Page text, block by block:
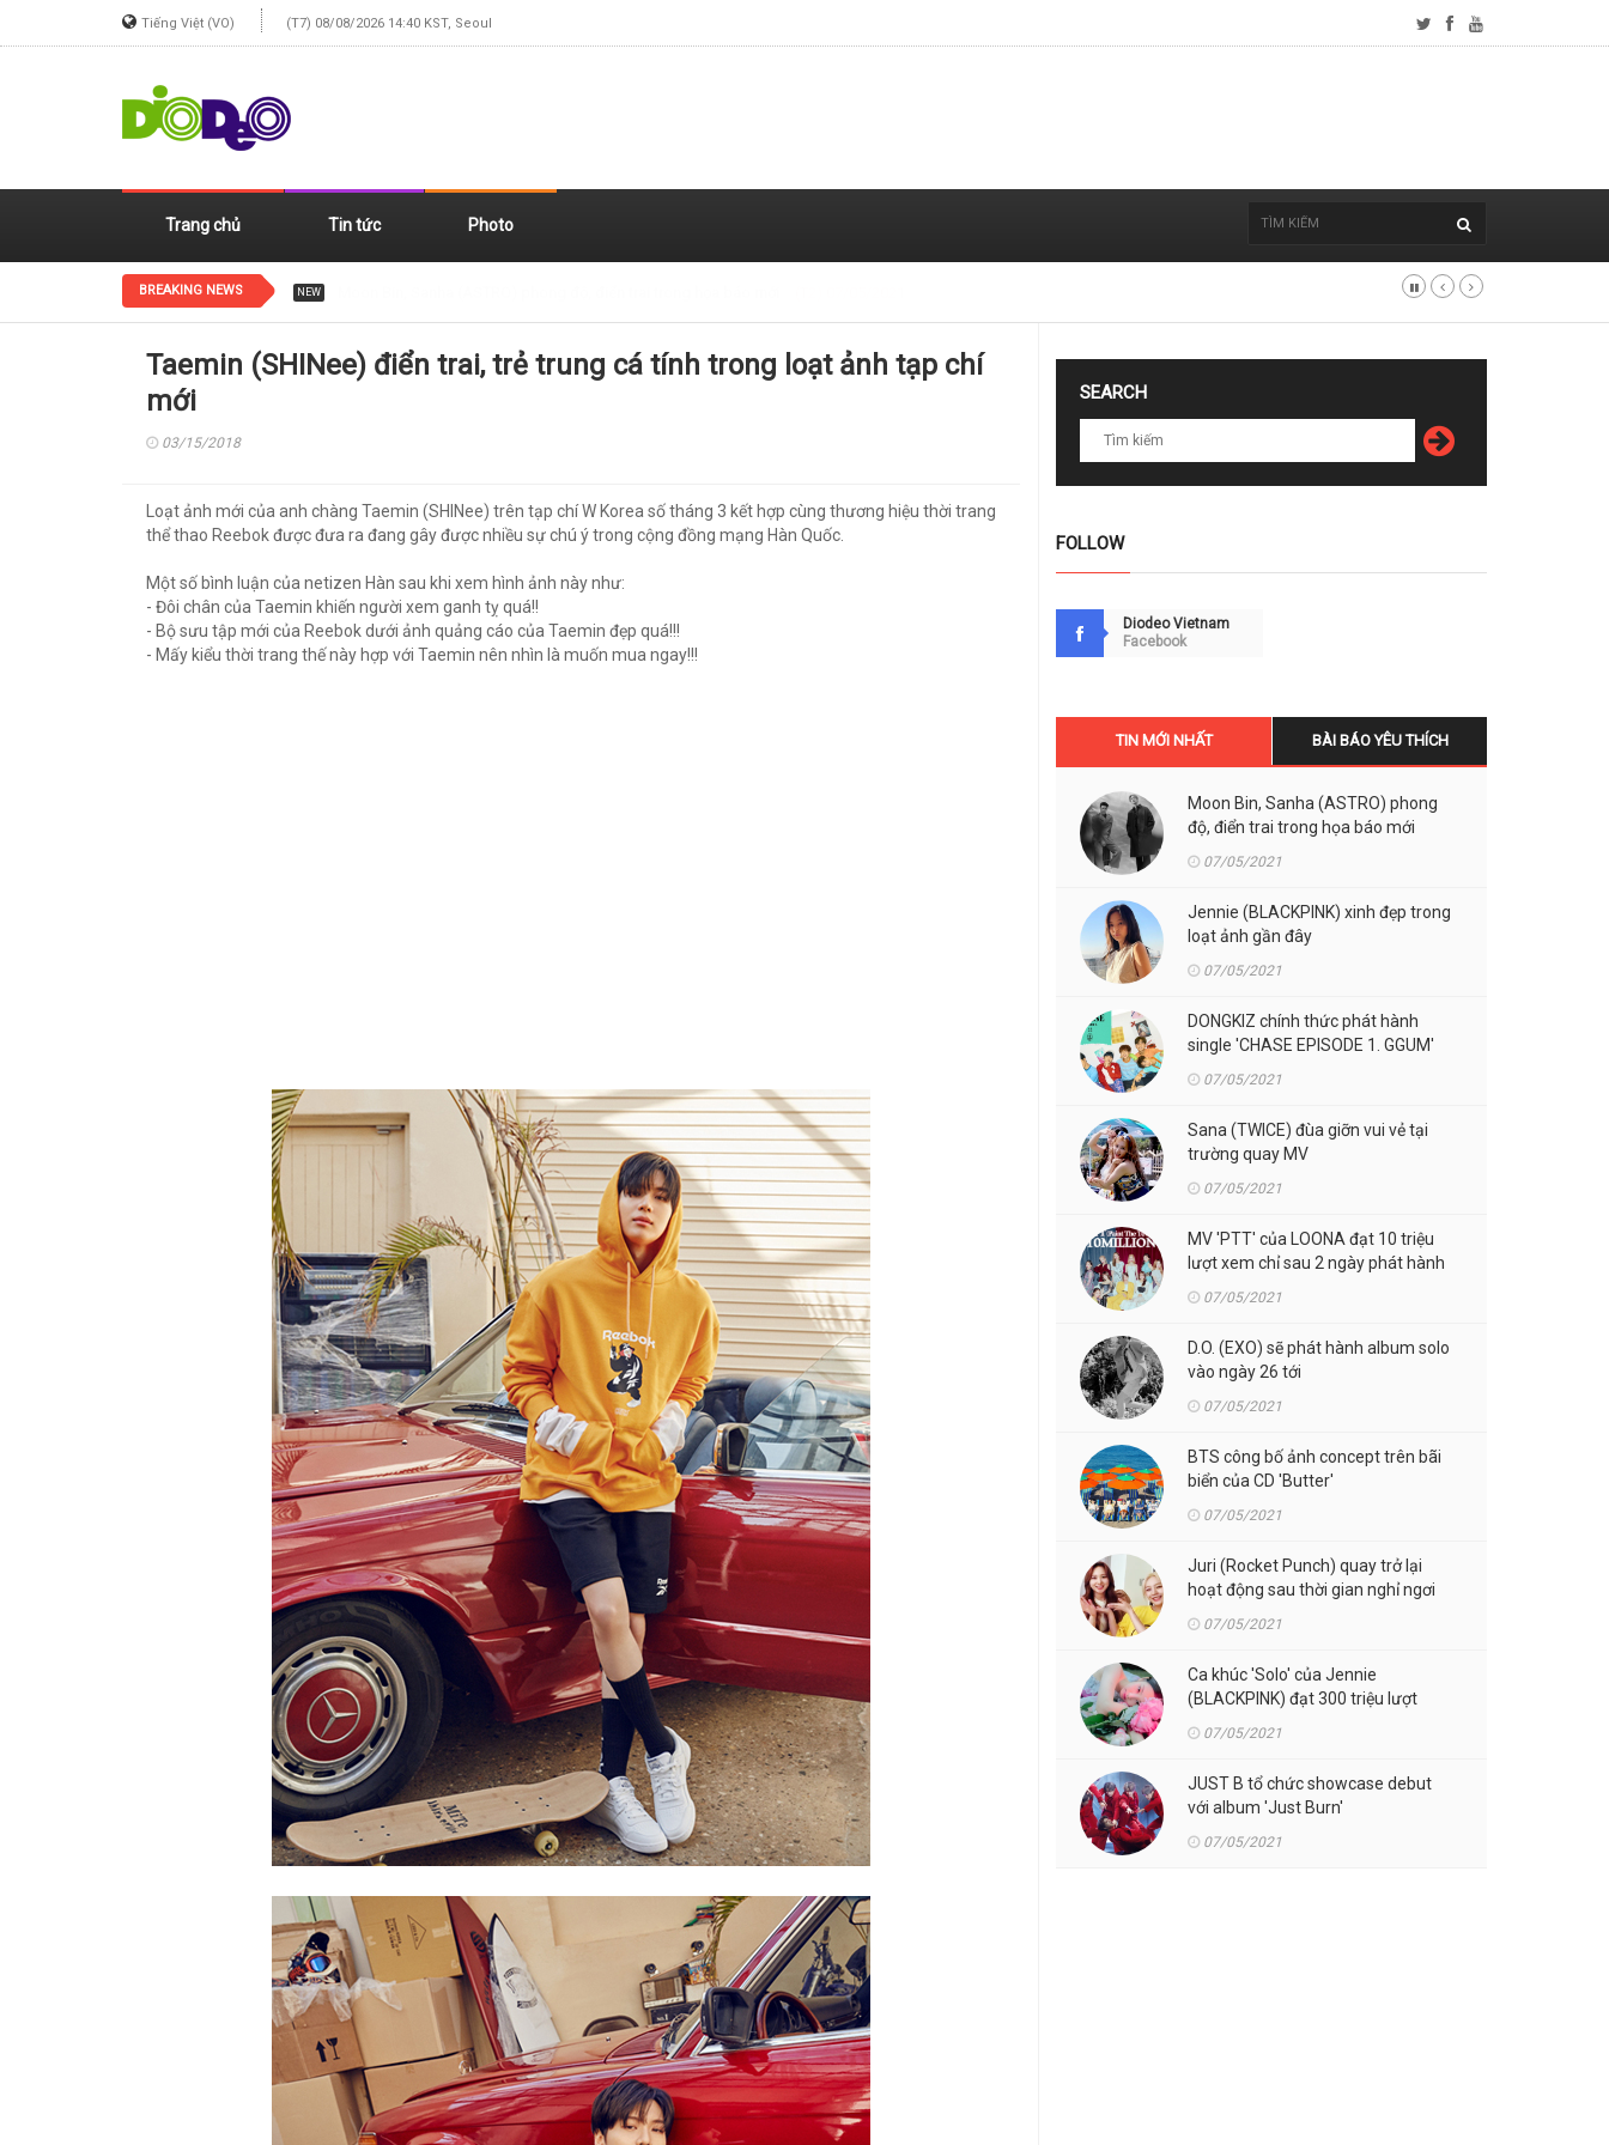
Tiếng Việt (VO) (T7) 08/08/2026 14:40 KST, Seoul
Trang chủ Tin tức Photo
BREAKING NEWS NEW
Taemin (SHINee) điển trai, trẻ trung cá tính trong loạt ảnh tạp chí
mới
03/15/2018
Loạt ảnh mới của anh chàng Taemin (SHINee) trên tạp chí W Korea số tháng 3 kết hợp cùng thương hiệu thời trang
thể thao Reebok được đưa ra đang gây được nhiều sự chú ý trong cộng đồng mạng Hàn Quốc.
Một số bình luận của netizen Hàn sau khi xem hình ảnh này như:
- Đôi chân của Taemin khiến người xem ganh tỵ quá!!
- Bộ sưu tập mới của Reebok dưới ảnh quảng cáo của Taemin đẹp quá!!!
- Mấy kiểu thời trang thế này hợp với Taemin nên nhìn là muốn mua ngay!!!
SEARCH
FOLLOW
Diodeo Vietnam
Facebook
TIN MỚI NHẤT BÀI BÁO YÊU THÍCH
Moon Bin, Sanha (ASTRO) phong
độ, điển trai trong họa báo mới
07/05/2021
Jennie (BLACKPINK) xinh đẹp trong
loạt ảnh gần đây
07/05/2021
DONGKIZ chính thức phát hành
single 'CHASE EPISODE 1. GGUM'
07/05/2021
Sana (TWICE) đùa giỡn vui vẻ tại
trường quay MV
07/05/2021
MV 'PTT' của LOONA đạt 10 triệu
lượt xem chỉ sau 2 ngày phát hành
07/05/2021
D.O. (EXO) sẽ phát hành album solo
vào ngày 26 tới
07/05/2021
BTS công bố ảnh concept trên bãi
biển của CD 'Butter'
07/05/2021
Juri (Rocket Punch) quay trở lại
hoạt động sau thời gian nghỉ ngơi
07/05/2021
Ca khúc 'Solo' của Jennie
(BLACKPINK) đạt 300 triệu lượt
07/05/2021
JUST B tổ chức showcase debut
với album 'Just Burn'
07/05/2021